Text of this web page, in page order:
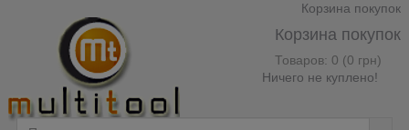
Корзина покупок
Корзина покупок
Товаров: 0 (0 грн)
Ничего не куплено!